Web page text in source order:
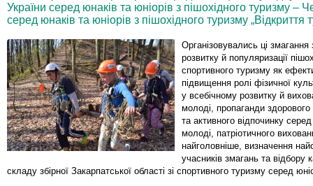
України серед юнаків та юніорів з пішохідного туризму –
серед юнаків та юніорів з пішохідного туризму „Відкриття
Організовувались ці
розвитку й популяризації
спортивного туризму як
підвищення ролі фізичної
у всебічному розвитку й
молоді, пропаганди
та активного відпочинку серед
молоді, патріотичного
найголовніше, визначення
учасників змагань та відбору
складу збірної Закарпатської області зі спортивного туризму серед